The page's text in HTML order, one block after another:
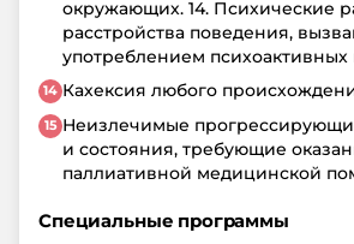
окружающих. 14. Психические
расстройства поведения,
употреблением психоактивных
Кахексия любого
Неизлечимые
и состояния, требующие
паллиативной медицинской
Специальные программы